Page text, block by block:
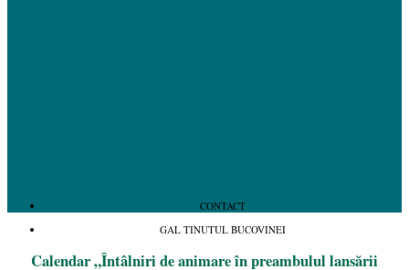
CONTACT
GAL TINUTUL BUCOVINEI
Calendar „Întâlniri de animare în preambulul lansării